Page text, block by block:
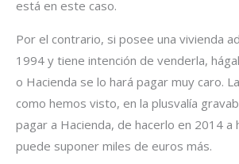
está en este caso.
Por el contrario, si posee una vivienda
1994 y tiene intención de venderla,
o Hacienda se lo hará pagar muy caro.
como hemos visto, en la plusvalía
pagar a Hacienda, de hacerlo en 2014 a
puede suponer miles de euros más.